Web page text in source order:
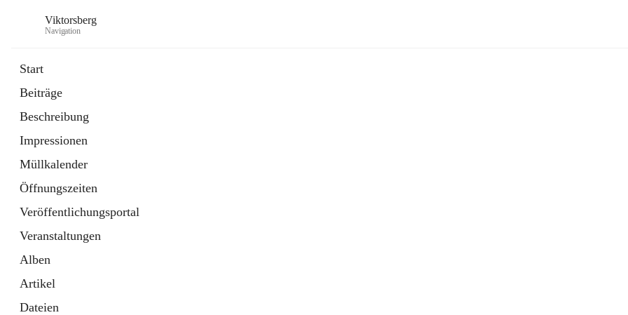
Viktorsberg
Navigation
Start
Beiträge
Beschreibung
Impressionen
Müllkalender
Öffnungszeiten
Veröffentlichungsportal
Veranstaltungen
Alben
Artikel
Dateien